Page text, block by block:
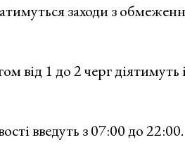
заходи з
від 1 до 2 черг діятимуть
введуть з 07:00 до 22:00.